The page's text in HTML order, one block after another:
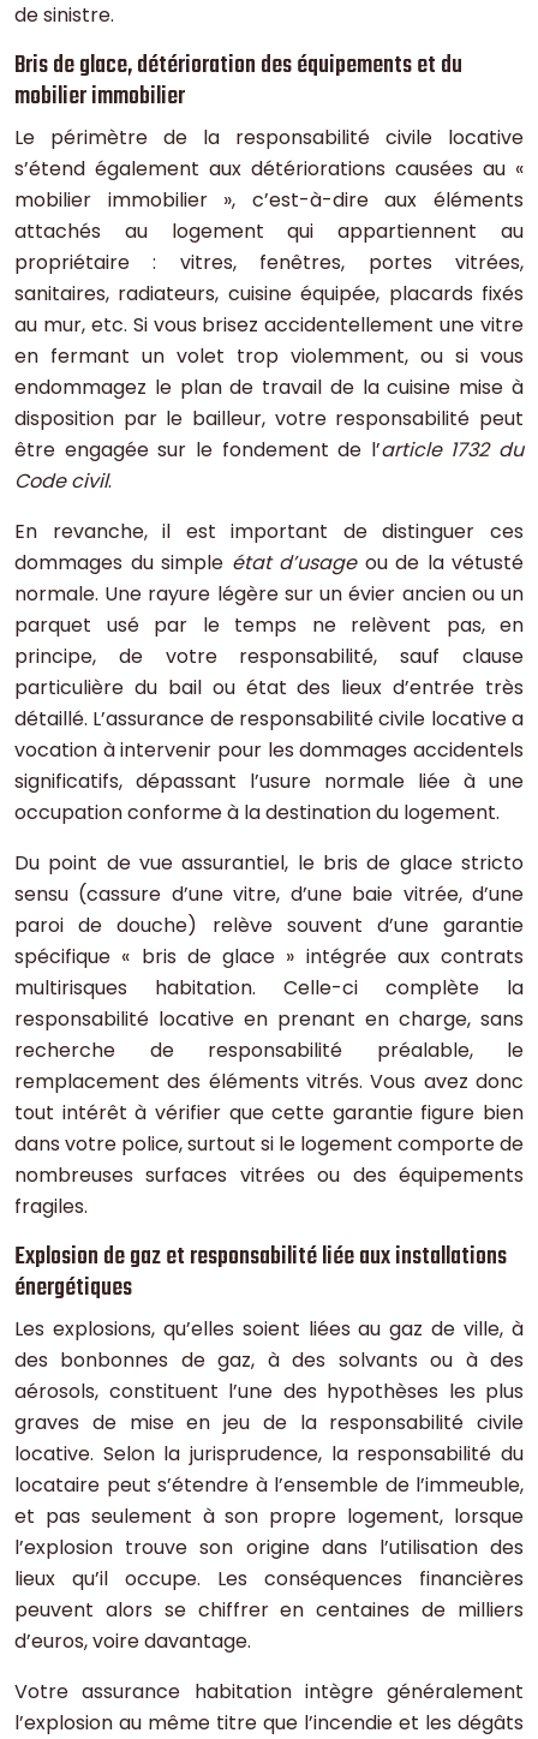
de sinistre.
Bris de glace, détérioration des équipements et du
mobilier immobilier
Le périmètre de la responsabilité civile locative
s’étend également aux détériorations causées au «
mobilier immobilier », c’est-à-dire aux éléments
attachés au logement qui appartiennent au
propriétaire : vitres, fenêtres, portes vitrées,
sanitaires, radiateurs, cuisine équipée, placards fixés
au mur, etc. Si vous brisez accidentellement une vitre
en fermant un volet trop violemment, ou si vous
endommagez le plan de travail de la cuisine mise à
disposition par le bailleur, votre responsabilité peut
être engagée sur le fondement de l’article 1732 du
Code civil.
En revanche, il est important de distinguer ces
dommages du simple état d’usageou de la vétusté
normale. Une rayure légère sur un évier ancien ou un
parquet usé par le temps ne relèvent pas, en
principe, de votre responsabilité, sauf clause
particulière du bail ou état des lieux d’entrée très
détaillé. L’assurance de responsabilité civile locative a
vocation à intervenir pour les dommages accidentels
significatifs, dépassant l’usure normale liée à une
occupation conforme à la destination du logement.
Du point de vue assurantiel, le bris de glace stricto
sensu (cassure d’une vitre, d’une baie vitrée, d’une
paroi de douche) relève souvent d’une garantie
spécifique « bris de glace » intégrée aux contrats
multirisques habitation. Celle-ci complète la
responsabilité locative en prenant en charge, sans
recherche de responsabilité préalable, le
remplacement des éléments vitrés. Vous avez donc
tout intérêt à vérifier que cette garantie figure bien
dans votre police, surtout si le logement comporte de
nombreuses surfaces vitrées ou des équipements
fragiles.
Explosion de gaz et responsabilité liée aux installations
énergétiques
Les explosions, qu’elles soient liées au gaz de ville, à
des bonbonnes de gaz, à des solvants ou à des
aérosols, constituent l’une des hypothèses les plus
graves de mise en jeu de la responsabilité civile
locative. Selon la jurisprudence, la responsabilité du
locataire peut s’étendre à l’ensemble de l’immeuble,
et pas seulement à son propre logement, lorsque
l’explosion trouve son origine dans l’utilisation des
lieux qu’il occupe. Les conséquences financières
peuvent alors se chiffrer en centaines de milliers
d’euros, voire davantage.
Votre assurance habitation intègre généralement
l’explosion au même titre que l’incendie et les dégâts